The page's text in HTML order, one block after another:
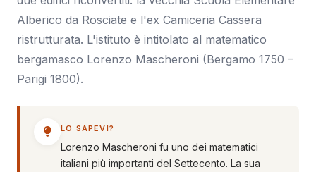
Alberico da Rosciate e l'ex Camiceria Cassera
ristrutturata. L'istituto è intitolato al matematico
bergamasco Lorenzo Mascheroni (Bergamo 1750 –
Parigi 1800).
LO SAPEVI?
Lorenzo Mascheroni fu uno dei matematici
italiani più importanti del Settecento. La sua